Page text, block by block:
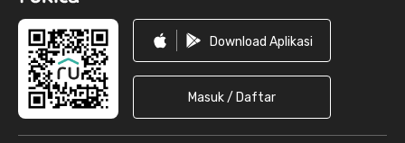
Download Aplikasi
Masuk / Daftar